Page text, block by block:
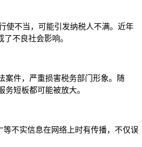
使不当，可能引发纳税人不满。近年
不良社会影响。
案件，严重损害税务部门形象。随
短板都可能被放大。
不实信息在网络上时有传播，不仅误